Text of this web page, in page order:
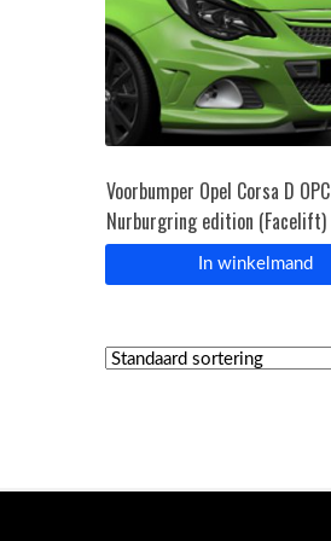
Voorbumper Opel Corsa D OPC
Nurburgring edition (Facelift)
In winkelmand